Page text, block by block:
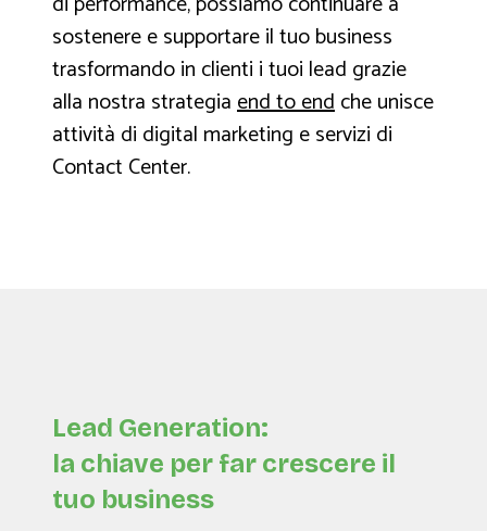
sostenere e supportare il tuo business
trasformando in clienti i tuoi lead grazie
alla nostra strategiaend to endche unisce
attività di digital marketing e servizi di
Contact Center.
Lead Generation:
la chiave per far crescere il
tuo business